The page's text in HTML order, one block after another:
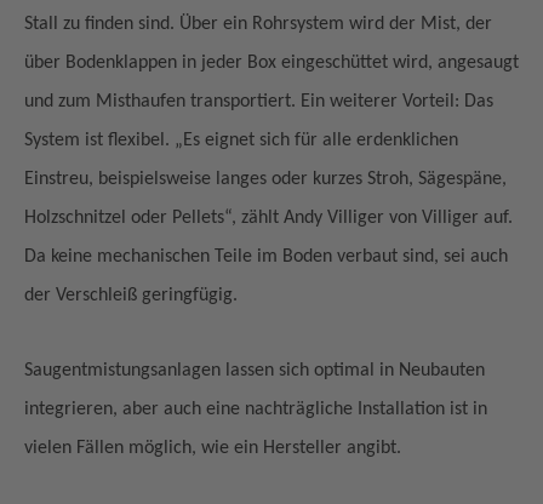
Stall zu finden sind. Über ein Rohrsystem wird der Mist, der
über Bodenklappen in jeder Box eingeschüttet wird, angesaugt
und zum Misthaufen transportiert. Ein weiterer Vorteil: Das
System ist flexibel. „Es eignet sich für alle erdenklichen
Einstreu, beispielsweise langes oder kurzes Stroh, Sägespäne,
Holzschnitzel oder Pellets“, zählt Andy Villiger von Villiger auf.
Da keine mechanischen Teile im Boden verbaut sind, sei auch
der Verschleiß geringfügig.
Saugentmistungsanlagen lassen sich optimal in Neubauten
integrieren, aber auch eine nachträgliche Installation ist in
vielen Fällen möglich, wie ein Hersteller angibt.